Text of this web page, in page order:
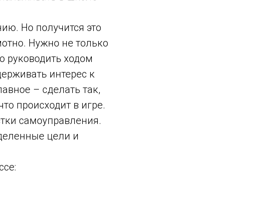
Но получится это
Нужно не только
руководить ходом
интерес к
– сделать так,
происходит в игре.
самоуправления.
цели и